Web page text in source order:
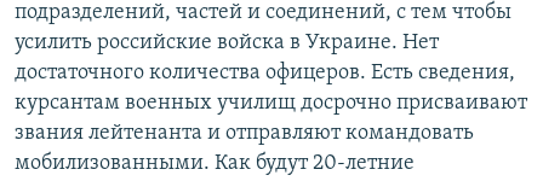
подразделений, частей и соединений, с тем чтобы
усилить российские войска в Украине. Нет
достаточного количества офицеров. Есть сведения,
курсантам военных училищ досрочно присваивают
звания лейтенанта и отправляют командовать
мобилизованными. Как будут 20-летние